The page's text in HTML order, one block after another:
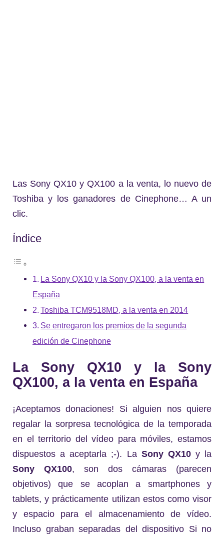
Las Sony QX10 y QX100 a la venta, lo nuevo de
Toshiba y los ganadores de Cinephone… A un
clic.
Índice
La Sony QX10 y la Sony QX100, a la venta en
España
Toshiba TCM9518MD, a la venta en 2014
Se entregaron los premios de la segunda
edición de Cinephone
La Sony QX10 y la Sony
QX100, a la venta en España
¡Aceptamos donaciones! Si alguien nos quiere
regalar la sorpresa tecnológica de la temporada
en el territorio del vídeo para móviles, estamos
dispuestos a aceptarla ;-). La Sony QX10y la
Sony QX100, son dos cámaras (parecen
objetivos) que se acoplan a smartphones y
tablets, y prácticamente utilizan estos como visor
y espacio para el almacenamiento de vídeo.
Incluso graban separadas del dispositivo Si no